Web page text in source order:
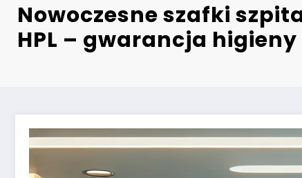
Nowoczesne szafki
HPL – gwarancja higieny